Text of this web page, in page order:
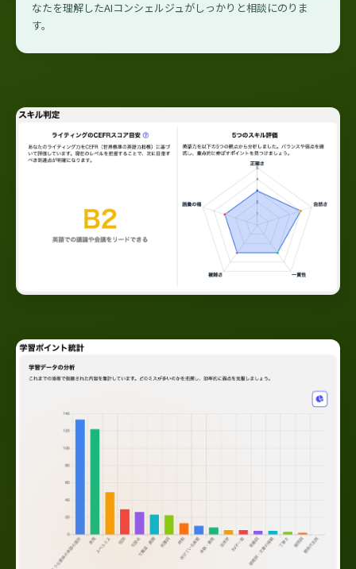
なたを理解したAIコンシェルジュがしっかりと相談にのりま
す。